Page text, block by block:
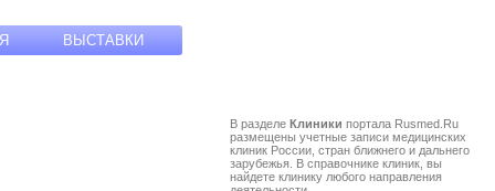
В разделе Клиники портала Rusmed.Ru
размещены учетные записи медицинских
клиник России, стран ближнего и дальнего
зарубежья. В справочнике клиник, вы
найдете клинику любого направления
ВЫСТАВКИ